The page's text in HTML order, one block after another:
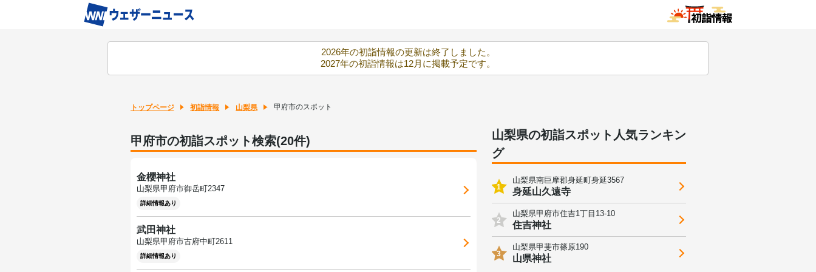
2026年の初詣情報の更新は終了しました。
2027年の初詣情報は12月に掲載予定です。
トップページ 初詣情報 山梨県 甲府市のスポット
甲府市の初詣スポット検索(20件)
金櫻神社
山梨県甲府市御岳町2347
詳細情報あり
武田神社
山梨県甲府市古府中町2611
詳細情報あり
山梨県の初詣スポット人気ランキン
グ
1
山梨県南巨摩郡身延町身延3567
身延山久遠寺
2
山梨県甲府市住吉1丁目13-10
住吉神社
3
山梨県甲斐市篠原190
山県神社